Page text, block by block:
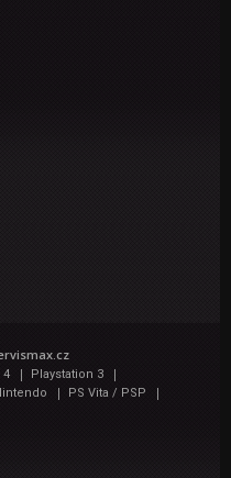
4 | Playstation 3 |
| PS Vita / PSP |